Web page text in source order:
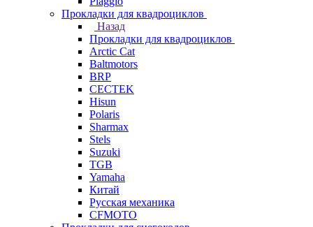
Прокладки для квадроциклов
Назад
Прокладки для квадроциклов
Arctic Cat
Baltmotors
BRP
CECTEK
Hisun
Polaris
Sharmax
Stels
Suzuki
TGB
Yamaha
Китай
Русская механика
СFMOTO